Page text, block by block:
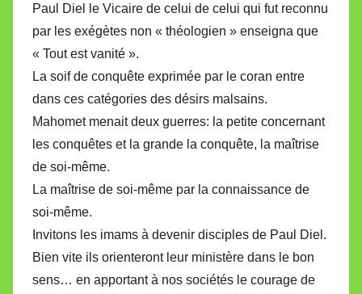
Paul Diel le Vicaire de celui de celui qui fut reconnu
par les exégètes non « théologien » enseigna que
« Tout est vanité ».
La soif de conquête exprimée par le coran entre
dans ces catégories des désirs malsains.
Mahomet menait deux guerres: la petite concernant
les conquêtes et la grande la conquête, la maîtrise
de soi-même.
La maîtrise de soi-même par la connaissance de
soi-même.
Invitons les imams à devenir disciples de Paul Diel.
Bien vite ils orienteront leur ministère dans le bon
sens… en apportant à nos sociétés le courage de